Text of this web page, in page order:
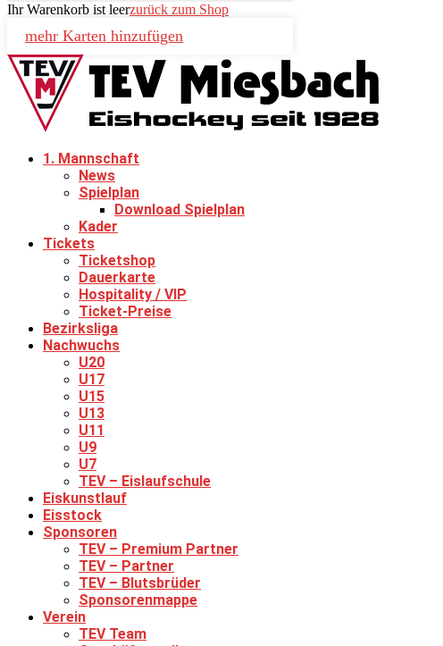
Ihr Warenkorb ist leerzurück zum Shop
mehr Karten hinzufügen
1. Mannschaft
News
Spielplan
Download Spielplan
Kader
Tickets
Ticketshop
Dauerkarte
Hospitality / VIP
Ticket-Preise
Bezirksliga
Nachwuchs
U20
U17
U15
U13
U11
U9
U7
TEV – Eislaufschule
Eiskunstlauf
Eisstock
Sponsoren
TEV – Premium Partner
TEV – Partner
TEV – Blutsbrüder
Sponsorenmappe
Verein
TEV Team